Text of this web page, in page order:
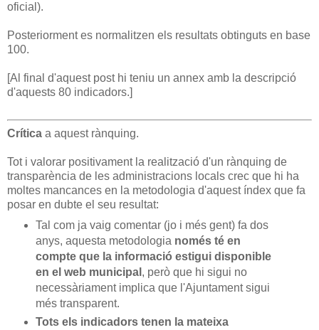
oficial).
Posteriorment es normalitzen els resultats obtinguts en base
100.
[Al final d'aquest post hi teniu un annex amb la descripció
d'aquests 80 indicadors.]
Crítica a aquest rànquing.
Tot i valorar positivament la realització d'un rànquing de
transparència de les administracions locals crec que hi ha
moltes mancances en la metodologia d'aquest índex que fa
posar en dubte el seu resultat:
Tal com ja vaig comentar (jo i més gent) fa dos
anys, aquesta metodologia només té en
compte que la informació estigui disponible
en el web municipal , però que hi sigui no
necessàriament implica que l'Ajuntament sigui
més transparent.
Tots els indicadors tenen la mateixa